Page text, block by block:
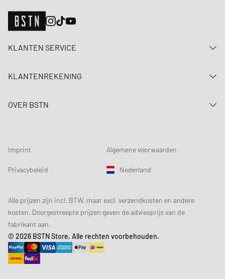
KLANTEN SERVICE
FAQ
Loyalty Program
Productveiligheid
KLANTENREKENING
Registreren
Aanmelden nieuwsbrief
Gegevenscontrole
OVER BSTN
Chronicles
Sustainability
Studentenkorting: EDiU
Imprint Algemene voorwaarden
Privacybeleid Nederland
Alle prijzen zijn incl. BTW, maar excl. verzendkosten en andere
kosten. Doorgestreepte prijzen geven de adviesprijs van de
fabrikant aan.
© 2026 BSTN Store, Alle rechten voorbehouden.